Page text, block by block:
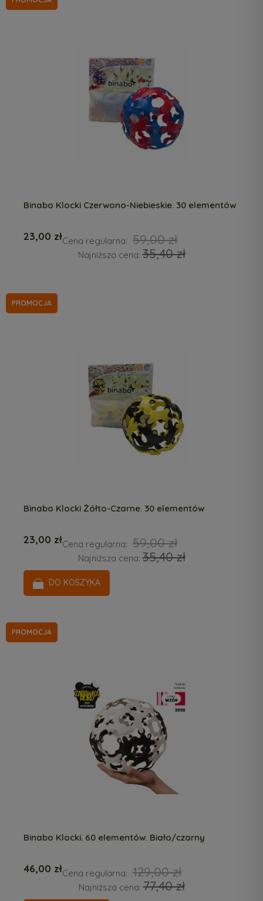
Binabo Klocki Czerwono-Niebieskie. 30 elementów
23,00 złCena regularna: 59,00 zł
Najniższa cena:35,40 zł
Binabo Klocki Żółto-Czarne. 30 elementów
23,00 złCena regularna: 59,00 zł
Najniższa cena:35,40 zł
DO KOSZYKA
PROMOCJA
Binabo Klocki. 60 elementów. Biało/czarny
46,00 złCena regularna: 129,00 zł
Najniższa cena:77,40 zł
PROMOCJA